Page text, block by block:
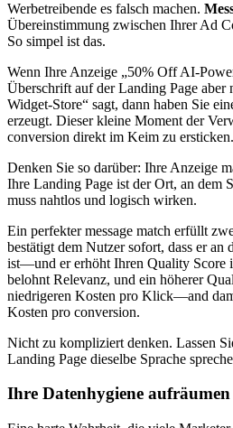
Werbetreibende es falsch machen.
Übereinstimmung zwischen Ihrer Ad
So simpel ist das.
Wenn Ihre Anzeige „50% Off AI-
Überschrift auf der Landing Page aber
Widget-Store“ sagt, dann haben Sie
erzeugt. Dieser kleine Moment der
conversion direkt im Keim zu ersticken.
Denken Sie so darüber: Ihre Anzeige
Ihre Landing Page ist der Ort, an dem
muss nahtlos und logisch wirken.
Ein perfekter message match erfüllt
bestätigt dem Nutzer sofort, dass er an
ist—und er erhöht Ihren Quality Score
belohnt Relevanz, und ein höherer
niedrigeren Kosten pro Klick—and
Kosten pro conversion.
Nicht zu kompliziert denken. Lassen
Landing Page dieselbe Sprache
Ihre Datenhygiene aufräumen